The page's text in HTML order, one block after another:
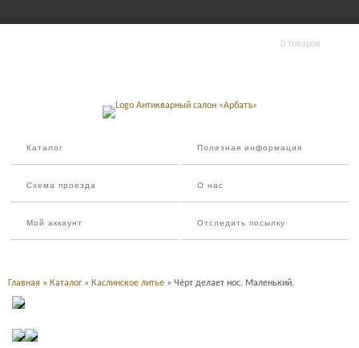
0 товаров
Каталог Полезная информация
Схема проезда О нас
Мой аккаунт Отследить посылку
Главная » Каталог » Каслинское литье » Чёрт делает нос. Маленький.